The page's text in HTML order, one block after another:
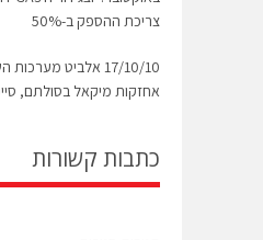
צריכת ההספק ב-50%
17/10/10 אלביט
אחזקות מיקאל בסולתם,
כתבות קשורות